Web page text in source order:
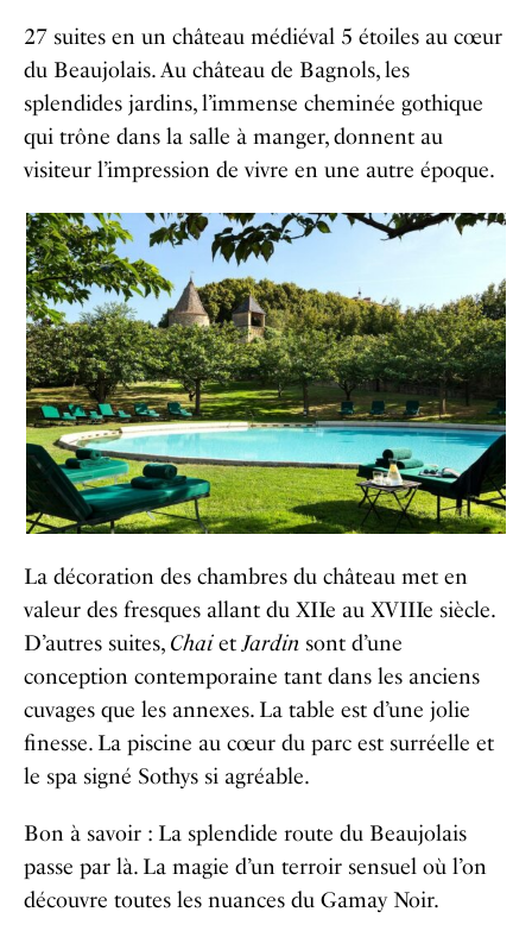
27 suites en un château médiéval 5 étoiles au cœur
du Beaujolais. Au château de Bagnols, les
splendides jardins, l’immense cheminée gothique
qui trône dans la salle à manger, donnent au
visiteur l’impression de vivre en une autre époque.
La décoration des chambres du château met en
valeur des fresques allant du XIIe au XVIIIe siècle.
D’autres suites, ChaietJardin sont d’une
conception contemporaine tant dans les anciens
cuvages que les annexes. La table est d’une jolie
finesse. La piscine au cœur du parc est surréelle et
le spa signé Sothys si agréable.
Bon à savoir : La splendide route du Beaujolais
passe par là. La magie d’un terroir sensuel où l’on
découvre toutes les nuances du Gamay Noir.